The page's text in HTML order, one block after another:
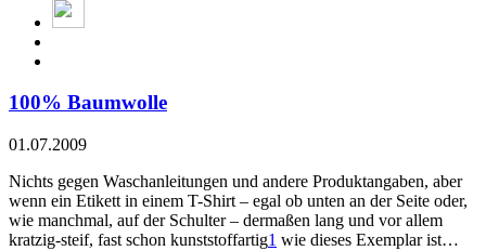
100% Baumwolle
01.07.2009
Nichts gegen Waschanleitungen und andere Produktangaben, aber
wenn ein Etikett in einem T-Shirt – egal ob unten an der Seite oder,
wie manchmal, auf der Schulter – dermaßen lang und vor allem
kratzig-steif, fast schon kunststoffartig1 wie dieses Exemplar ist…